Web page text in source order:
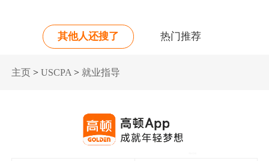
其他人还搜了 热门推荐
主页 >USCPA > 就业指导